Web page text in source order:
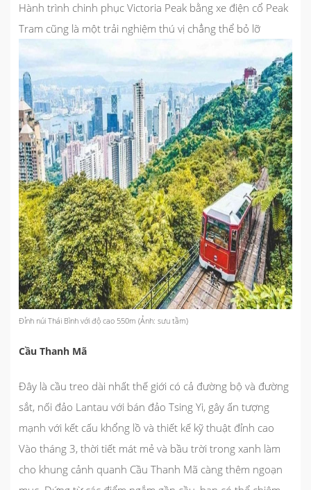
Hành trình chinh phục Victoria Peak bằng xe điện cổ Peak
Tram cũng là một trải nghiệm thú vị chẳng thể bỏ lỡ
Đỉnh núi Thái Bình với độ cao 550m (Ảnh: sưu tầm)
Cầu Thanh Mã
Đây là cầu treo dài nhất thế giới có cả đường bộ và đường
sắt, nối đảo Lantau với bán đảo Tsing Yi, gây ấn tượng
mạnh với kết cấu khổng lồ và thiết kế kỹ thuật đỉnh cao
Vào tháng 3, thời tiết mát mẻ và bầu trời trong xanh làm
cho khung cảnh quanh Cầu Thanh Mã càng thêm ngoạn